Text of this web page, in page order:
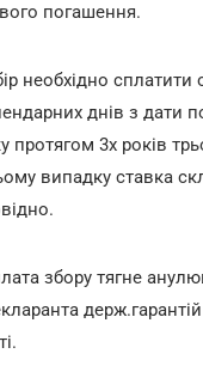
погашення.
необхідно
днів з дати
протягом 3х років
випадку ставка
збору тягне
держ.гарантій